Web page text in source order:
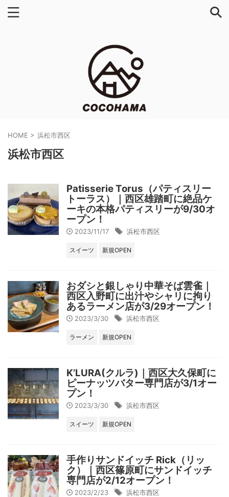
HOME > 浜松市西区
浜松市西区
Patisserie Torus（パティスリー
トーラス）｜西区雄踏町に絶品ケ
ーキの本格パティスリーが9/30オ
ープン！
2023/11/17 浜松市西区
スイーツ 新規OPEN
おダシと銀しゃり中華そば雲雀｜
西区入野町に出汁やシャリに拘り
あるラーメン店が3/29オープン！
2023/3/30 浜松市西区
ラーメン 新規OPEN
K’LURA(クルラ)｜西区大久保町に
ピーナッツバター専門店が3/1オー
プン！
2023/3/30 浜松市西区
スイーツ 新規OPEN
手作りサンドイッチ Rick（リッ
ク）｜西区篠原町にサンドイッチ
専門店が2/12オープン！
2023/2/23 浜松市西区